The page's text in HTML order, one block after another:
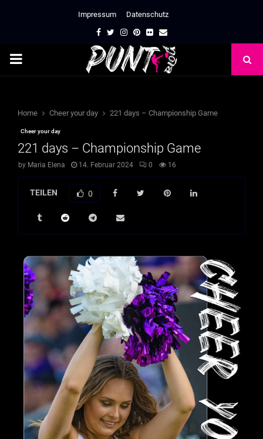
Impressum Datenschutz
Facebook
TwitterInstagram
Pinterest
FlickrEmail
PRIMARY
Home Cheer your day 221 days – Championship Game
Cheer your day
221 days – Championship Game
by Maria Elena 14. Februar 2024 0 16
TEILEN 0